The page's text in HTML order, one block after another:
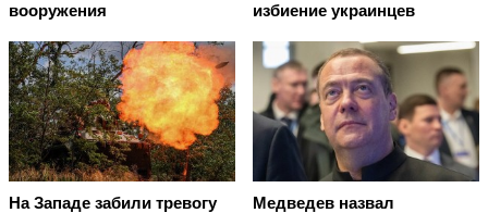
вооружения
избиение украинцев
На Западе забили тревогу
Медведев назвал